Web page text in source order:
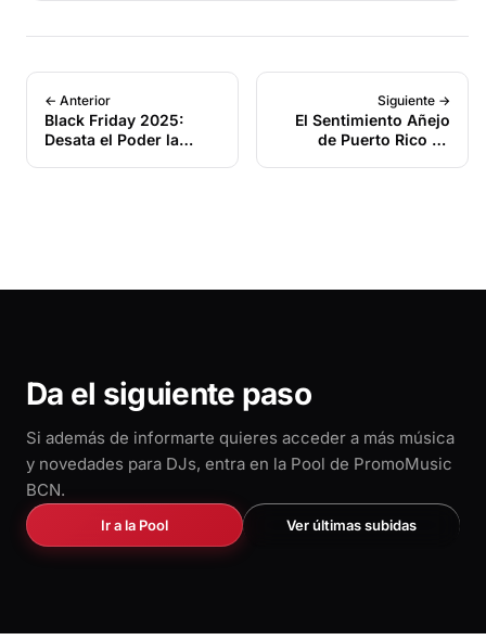
← Anterior
Black Friday 2025:
Desata el Poder la
Siguiente →
El Sentimiento Añejo
de Puerto Rico en
Da el siguiente paso
Si además de informarte quieres acceder a más música
y novedades para DJs, entra en la Pool de PromoMusic
BCN.
Ir a la Pool Ver últimas subidas